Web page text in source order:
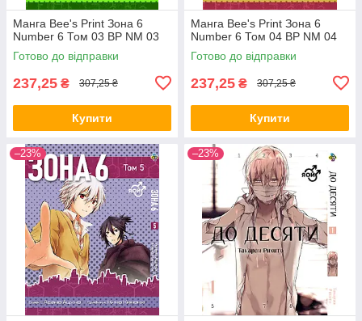
Манга Bee's Print Зона 6
Number 6 Том 03 ВР NM 03
Готово до відправки
237,25 ₴ 307,25 ₴
Купити
Манга Bee's Print Зона 6
Number 6 Том 04 ВР NM 04
Готово до відправки
237,25 ₴ 307,25 ₴
Купити
–23% –23%